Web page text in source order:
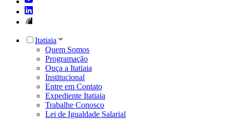
Itatiaia
Quem Somos
Programação
Ouça a Itatiaia
Institucional
Entre em Contato
Expediente Itatiaia
Trabalhe Conosco
Lei de Igualdade Salarial